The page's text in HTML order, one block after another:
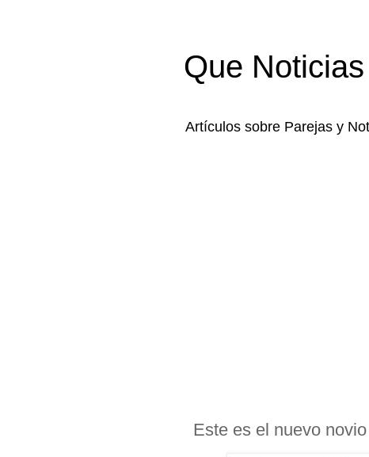
Que
Artículos sobre Parejas y
Este es el nuevo